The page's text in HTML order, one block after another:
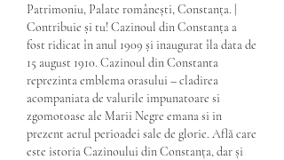
Patrimoniu, Palate românești, Constanța. |
Contribuie și tu! Cazinoul din Constanța a
fost ridicat în anul 1909 și inaugurat îla data de
15 august 1910. Cazinoul din Constanta
reprezinta emblema orasului – cladirea
acompaniata de valurile impunatoare si
zgomotoase ale Marii Negre emana si in
prezent aerul perioadei sale de glorie. Află care
este istoria Cazinoului din Constanța, dar și